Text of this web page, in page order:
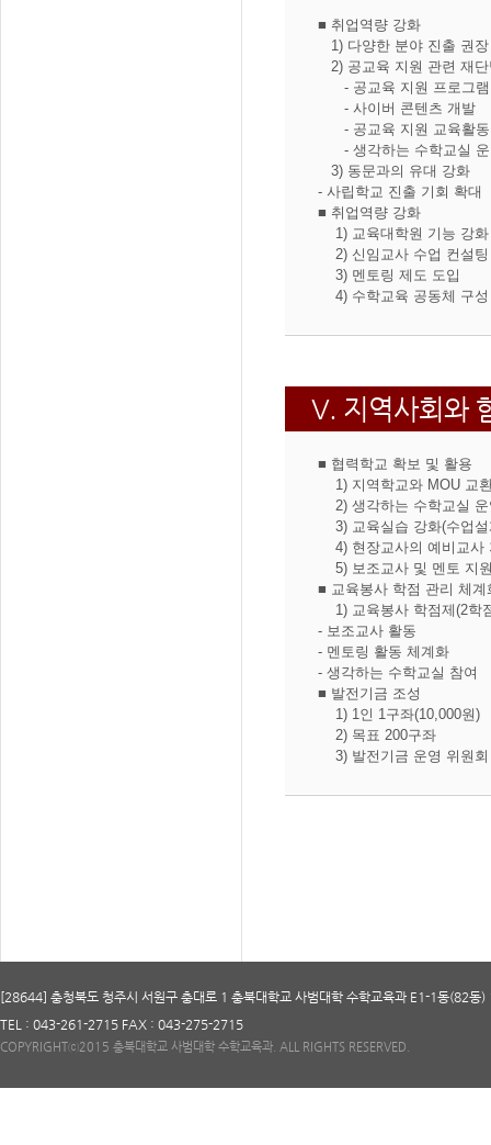
■ 취업역량 강화
1) 다양한 분야 진출 권장
2) 공교육 지원 관련 재
- 공교육 지원 프로그램
- 사이버 콘텐츠 개발
- 공교육 지원 교육활동
- 생각하는 수학교실 운
3) 동문과의 유대 강화
- 사립학교 진출 기회 확대
■ 취업역량 강화
1) 교육대학원 기능 강화
2) 신임교사 수업 컨설팅
3) 멘토링 제도 도입
4) 수학교육 공동체 구성
V. 지역사회와
■ 협력학교 확보 및 활용
1) 지역학교와 MOU 교
2) 생각하는 수학교실 운
3) 교육실습 강화(수업설
4) 현장교사의 예비교사
5) 보조교사 및 멘토 지
■ 교육봉사 학점 관리 체계
1) 교육봉사 학점제(2학
- 보조교사 활동
- 멘토링 활동 체계화
- 생각하는 수학교실 참여
■ 발전기금 조성
1) 1인 1구좌(10,000원)
2) 목표 200구좌
3) 발전기금 운영 위원회
[28644] 충청북도 청주시 서원구 충대로 1 충북대학교 사범대학 수학교육과 E1-1동(82동)
TEL : 043-261-2715 FAX : 043-275-2715
COPYRIGHTⓒ2015 충북대학교 사범대학 수학교육과. ALL RIGHTS RESERVED.